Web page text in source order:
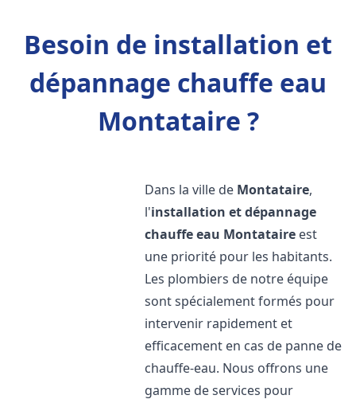
Besoin de installation et
dépannage chauffe eau
Montataire ?
Dans la ville de Montataire,
l'installation et dépannage
chauffe eau Montataire est
une priorité pour les habitants.
Les plombiers de notre équipe
sont spécialement formés pour
intervenir rapidement et
efficacement en cas de panne de
chauffe-eau. Nous offrons une
gamme de services pour